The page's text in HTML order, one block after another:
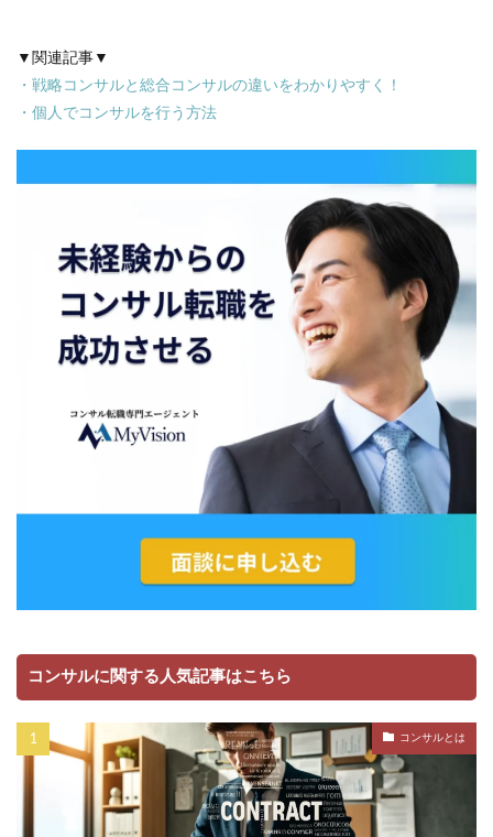
▼関連記事▼
・ 戦略コンサルと総合コンサルの違いをわかりやすく！
・ 個人でコンサルを行う方法
コンサルに関する人気記事はこちら
コンサルとは